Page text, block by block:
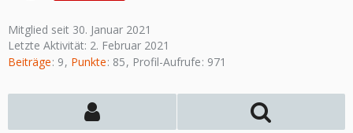
Mitglied seit 30. Januar 2021
Letzte Aktivität: 2. Februar 2021
Beiträge 9 Punkte 85 Profil-Aufrufe 971